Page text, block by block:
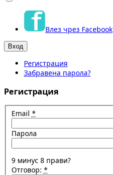
Влез чрез Facebook
Регистрация
Забравена парола?
Регистрация
Email *
Парола
9 минус 8 прави?
Отговор: *